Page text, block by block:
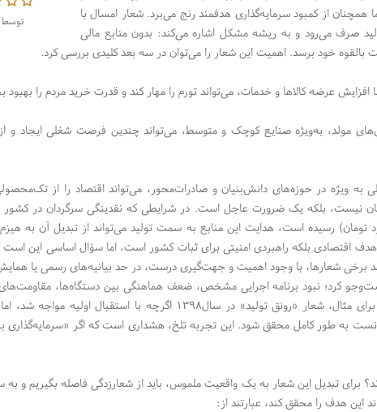
توسط
همچنان از کمبود سرمایه‌گذاری هدفمند رنج می‌برد. شعار امسال با
صرف می‌رود و به ریشه مشکل اشاره می‌کند: بدون منابع مالی
بالقوه خود برسد. اهمیت این شعار را می‌توان در سه بعد کلیدی بررسی کرد.
افزایش عرضه کالا‌ها و خدمات، می‌تواند تورم را مهار کند و قدرت خرید مردم را
مولد، به‌ویژه صنایع کوچک و متوسط، می‌تواند چندین فرصت شغلی ایجاد و
ویژه در حوزه‌های دانش‌بنیان و صادرات‌محور، می‌تواند اقتصاد را از
نیست، بلکه یک ضرورت عاجل است. در شرایطی که نقدینگی سرگردان در
(هزارمیلیارد تومان) رسیده است، هدایت این منابع به سمت تولید می‌تواند از تبدیل آن
هدف اقتصادی بلکه راهبردی امنیتی برای ثبات کشور است، اما سؤال اساسی این
شعارها، با وجود اهمیت و جهت‌گیری درست، در حد بیانیه‌های رسمی یا
کرد؛ نبود برنامه اجرایی مشخص، ضعف هماهنگی بین دستگاه‌ها، مقاومت‌های
فقدان انگیزه‌های واقعی برای سرمایه‌گذاران. برای مثال، شعار «رونق تولید» در
به طور کامل محقق شود. این تجربه تلخ، هشداری است که اگر «سرمایه‌گذاری
که شعار۱۴۰۴ روی کاغذ نماند؟ برای تبدیل این شعار به یک واقعیت ملموس، باید از شعارزدگی فاصله
این هدف را محقق کند، عبارتند از: